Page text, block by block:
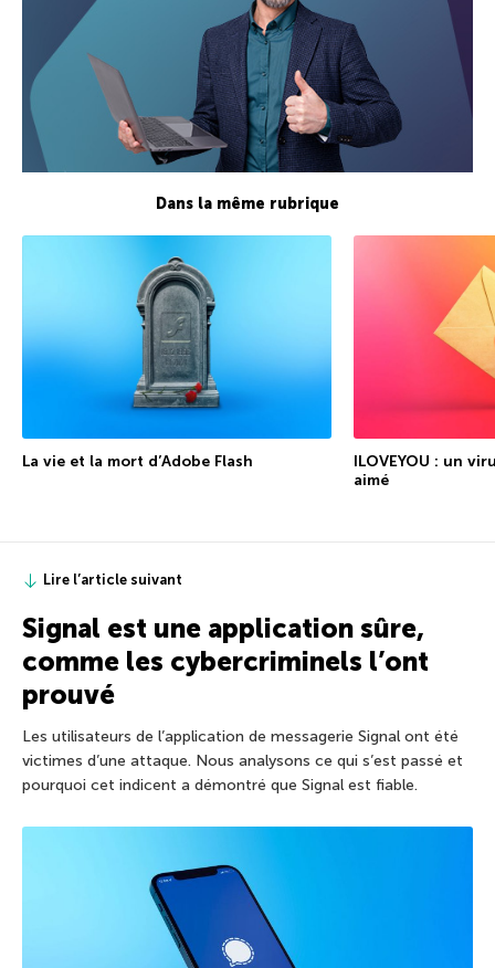
Dans la même rubrique
La vie et la mort d’Adobe Flash
ILOVEYOU : un
aimé
Lire l’article suivant
Signal est une application sûre,
comme les cybercriminels l’ont
prouvé
Les utilisateurs de l’application de messagerie Signal ont été
victimes d’une attaque. Nous analysons ce qui s’est passé et
pourquoi cet indicent a démontré que Signal est fiable.